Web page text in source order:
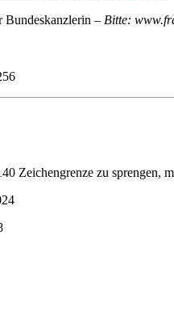
Bundeskanzlerin – Bitte:
Zeichengrenze zu sprengen,